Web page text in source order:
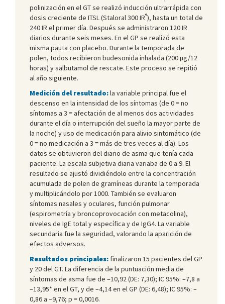
polinización en el GT se realizó inducción ultrarrápida con
dosis creciente de ITSL (Staloral 300 IR®), hasta un total de
240 IR el primer día. Después se administraron 120 IR
diarios durante seis meses. En el GP se realizó esta
misma pauta con placebo. Durante la temporada de
polen, todos recibieron budesonida inhalada (200 µg/12
horas) y salbutamol de rescate. Este proceso se repitió
al año siguiente.
Medición del resultado:la variable principal fue el
descenso en la intensidad de los síntomas (de 0 = no
síntomas a 3 = afectación de al menos dos actividades
durante el día o interrupción del sueño la mayor parte de
la noche) y uso de medicación para alivio sintomático (de
0 = no medicación a 3 = más de tres veces al día). Los
datos se obtuvieron del diario de asma que tenía cada
paciente. La escala subjetiva diaria variaba de 0 a 9. El
resultado se ajustó dividiéndolo entre la concentración
acumulada de polen de gramíneas durante la temporada
y multiplicándolo por 1000. También se evaluaron
síntomas nasales y oculares, función pulmonar
(espirometría y broncoprovocación con metacolina),
niveles de IgE total y específica y de IgG4. La variable
secundaria fue la seguridad, valorando la aparición de
efectos adversos.
Resultados principales: finalizaron 15 pacientes del GP
y 20 del GT. La diferencia de la puntuación media de
síntomas de asma fue de –10,92 (DE: 7,30); IC 95%: –7,8 a
–13,95* en el GT, y de –4,14 en el GP (DE: 6,48); IC 95%: –
0,86 a –9,76; p = 0,0016.